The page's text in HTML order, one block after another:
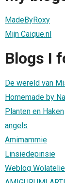
MadeByRoxy
Mijn Caique.nl
Blogs I
De wereld van
Homemade by
Planten en Haken
angels
Amimammie
Linsiedepinsie
Weblog